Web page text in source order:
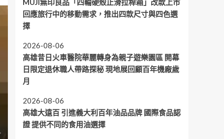
MUJI無印良品「四輪硬殼止滑拉桿箱」改款上市
回應旅行中的移動需求，推出四款尺寸與四色選
擇
2026-08-06
高雄昔日火車醫院華麗轉身為親子遊樂園區 開幕
日限定退休職人帶路探秘 現地展回顧百年機廠歲
月
2026-08-06
高雄大遠百 引進義大利百年油品品牌 國際食品認
證 提供不同的食用油選擇